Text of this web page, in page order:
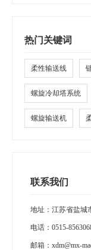
热门关键词
柔性输送线
螺旋冷却塔系统
螺旋输送机
联系我们
地址：江苏省盐城
电话： 0515-
邮箱： xdm@mx-